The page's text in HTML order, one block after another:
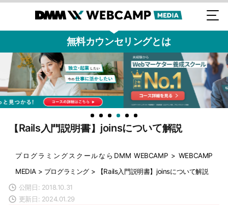
無料カウンセリングとは
【Rails入門説明書】joinsについて解説
プログラミングスクールならDMM WEBCAMP > WEBCAMP
MEDIA > プログラミング >
【Rails入門説明書】joinsについて解説
公開日: 2018.10.31
更新日: 2024.01.29